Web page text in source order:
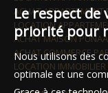
ACHAT APPARTEMENT
LOCATION
ACHAT MAISON
ACHAT COMMERCE
LOCATION
Le respect de
priorité pour
Nous utilisons des
optimale et une